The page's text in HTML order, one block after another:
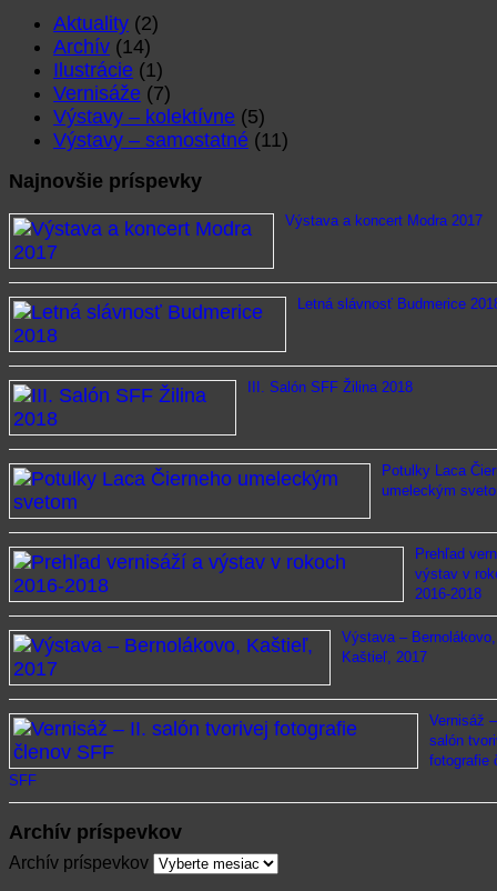
Aktuality (2)
Archív (14)
Ilustrácie (1)
Vernisáže (7)
Výstavy – kolektívne (5)
Výstavy – samostatné (11)
Najnovšie príspevky
Výstava a koncert Modra 2017
Letná slávnosť Budmerice
III. Salón SFF Žilina 2018
Potulky Laca
umeleckým
Prehľad
výstav v
2016-2018
Výstava – Bernolákovo,
Kaštieľ, 2017
Vernisáž
salón
fotografie
SFF
Archív príspevkov
Archív príspevkov